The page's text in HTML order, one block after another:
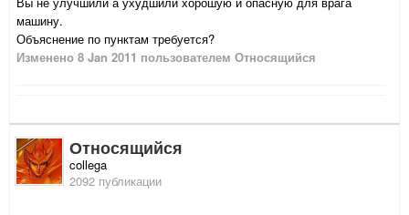
машину.
Объяснение по пунктам требуется?
Изменено 8 Jan 2011 пользователем Относящийся
Относящийся
collega
2092 публикации